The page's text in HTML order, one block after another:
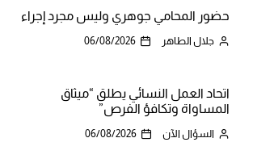
حضور المحامي جوهري وليس مجرد إجراء
جلال الطاهر 06/08/2026
اتحاد العمل النسائي يطلق “ميثاق
المساواة وتكافؤ الفرص”
السؤال الآن 06/08/2026